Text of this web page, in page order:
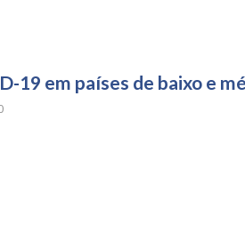
19 em países de baixo e